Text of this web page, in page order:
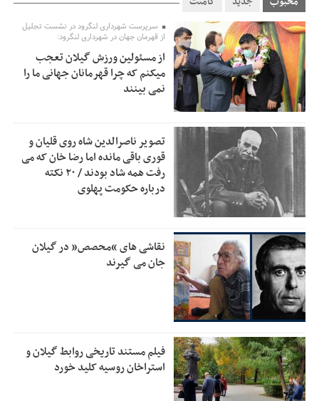
7:00
استاندار گیلان خواستار بررسی دقیق کنوانسیون خزر پیش از
تصویب در مجلس شد
0:51
پزشکیان‌: بهترین زمان برای دستیابی به توافق شرایط کنونی است/
از حقوق ملت کوتاه نمی‌آییم
13:01
عارف: جنگ اصلی امروز، جنگ روایت‌ها بر سر امید و هویت ملی
است
12:57
هشدار معاون وظیفه عمومی گیلان به سربازان فراری؛ اعطای
معافیت شایعه است
12:54
پاکستان: باید در برابر اسرائیل متحد شویم؛ عادی‌سازی هیچ
سودی ندارد
10:24 جهانگیر: امروز خبرنگاران ایران به عنوان خار چشم می‌درخشند
10:08
اتفاق عجیب در استقلال؛ امضای شجاعی پای صورت‌های مالی
٩ماه پس از استعفا
سرپرست شهرداری لنگرود در نشست تجلیل
از قهرمان جهان در شهرداری لنگرود:
از مسئولین ورزش گیلان تعجب
میکنم که چرا قهرمانان جهانی ما را
نمی بینند
تصویر ناصرالدین شاه روی قلیان و
قوری باقی مانده اما رضا خان که می
رفت همه شاد بودند / ۲۰ نکته
درباره حکومت پهلوی
نقاشی های “محصص” در گیلان
جان می گیرند
فیلم مستند تاریخی روابط گیلان و
استراخان روسیه کلید خورد